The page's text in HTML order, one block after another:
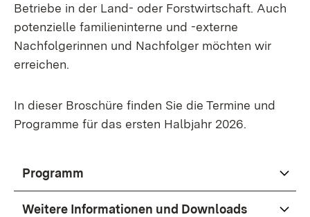
Betriebe in der Land- oder Forstwirtschaft. Auch
potenzielle familieninterne und -externe
Nachfolgerinnen und Nachfolger möchten wir
erreichen.
In dieser Broschüre finden Sie die Termine und
Programme für das ersten Halbjahr 2026.
Programm
Weitere Informationen und Downloads